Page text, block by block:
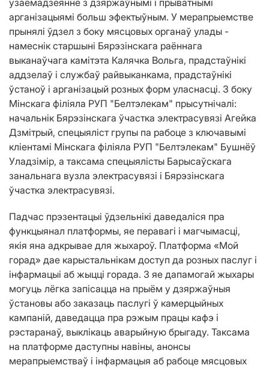
узаемадзеянне з дзяржаўнымі і прыватнымі
арганізацыямі больш эфектыўным. У мерапрыемстве
прынялі ўдзел з боку мясцовых органаў улады -
намеснік старшыні Бярэзінскага раённага
выканаўчага камітэта Калячка Вольга, прадстаўнікі
аддзелаў і службаў райвыканкама, прадстаўнікі
ўстаноў і арганізацый розных форм уласнасці. З боку
Мінскага філіяла РУП "Белтэлекам" прысутнічалі:
начальнік Бярэзінскага ўчастка электрасувязі Агейка
Дзмітрый, спецыяліст групы па рабоце з ключавымі
кліентамі Мінскага філіяла РУП "Белтэлекам" Бушнёў
Уладзімір, а таксама спецыялісты Барысаўскага
занальнага вузла электрасувязі і Бярэзінскага
ўчастка электрасувязі.
Падчас прэзентацыі ўдзельнікі даведаліся пра
функцыянал платформы, яе перавагі і магчымасці,
якія яна адкрывае для жыхароў. Платформа «Мой
горад» дае карыстальнікам доступ да розных паслуг і
інфармацыі аб жыцці горада. З яе дапамогай жыхары
могуць лёгка запісацца на прыём у дзяржаўныя
ўстановы або заказаць паслугі ў камерцыйных
кампаній, даведацца пра рэжым працы кафэ і
рэстаранаў, выклікаць аварыйную брыгаду. Таксама
на платформе даступны навіны, анонсы
мерапрыемстваў і інфармацыя аб рабоце мясцовых